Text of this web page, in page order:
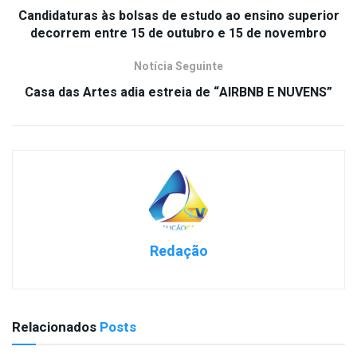
Candidaturas às bolsas de estudo ao ensino superior
decorrem entre 15 de outubro e 15 de novembro
Notícia Seguinte
Casa das Artes adia estreia de “AIRBNB E NUVENS”
Redação
Relacionados Posts